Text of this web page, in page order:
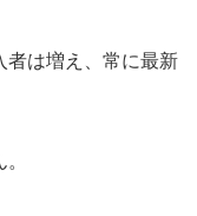
者は増え、常に最新